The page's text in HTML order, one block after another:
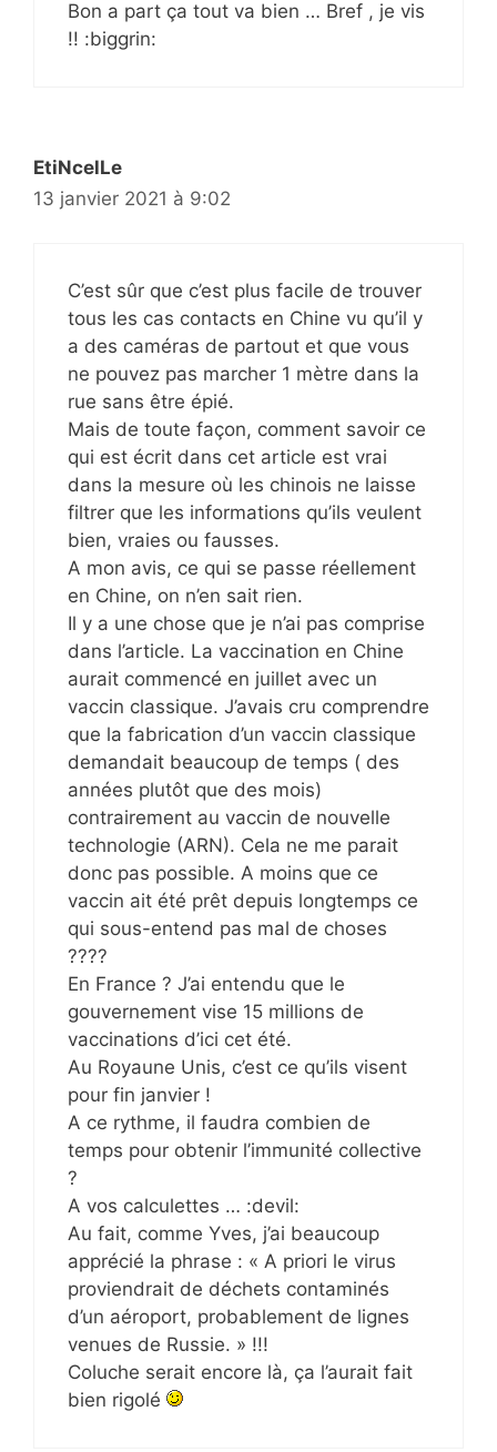
Bon a part ça tout va bien … Bref , je vis
!! :biggrin:
EtiNcelLe
13 janvier 2021 à 9:02
C’est sûr que c’est plus facile de trouver
tous les cas contacts en Chine vu qu’il y
a des caméras de partout et que vous
ne pouvez pas marcher 1 mètre dans la
rue sans être épié.
Mais de toute façon, comment savoir ce
qui est écrit dans cet article est vrai
dans la mesure où les chinois ne laisse
filtrer que les informations qu’ils veulent
bien, vraies ou fausses.
A mon avis, ce qui se passe réellement
en Chine, on n’en sait rien.
Il y a une chose que je n’ai pas comprise
dans l’article. La vaccination en Chine
aurait commencé en juillet avec un
vaccin classique. J’avais cru comprendre
que la fabrication d’un vaccin classique
demandait beaucoup de temps ( des
années plutôt que des mois)
contrairement au vaccin de nouvelle
technologie (ARN). Cela ne me parait
donc pas possible. A moins que ce
vaccin ait été prêt depuis longtemps ce
qui sous-entend pas mal de choses
????
En France ? J’ai entendu que le
gouvernement vise 15 millions de
vaccinations d’ici cet été.
Au Royaune Unis, c’est ce qu’ils visent
pour fin janvier !
A ce rythme, il faudra combien de
temps pour obtenir l’immunité collective
?
A vos calculettes … :devil:
Au fait, comme Yves, j’ai beaucoup
apprécié la phrase : « A priori le virus
proviendrait de déchets contaminés
d’un aéroport, probablement de lignes
venues de Russie. » !!!
Coluche serait encore là, ça l’aurait fait
bien rigolé